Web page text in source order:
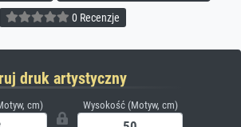
0 Recenzje
druk artystyczny
cm) Wysokość (Motyw, cm)